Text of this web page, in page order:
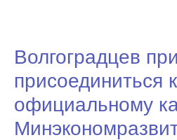
Волгоградцев
присоединиться к
официальному